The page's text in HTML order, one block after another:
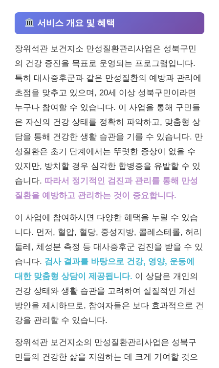
서비스 개요 및 혜택
장위석관 보건지소 만성질환관리사업은 성북구민
의 건강 증진을 목표로 운영되는 프로그램입니다.
특히 대사증후군과 같은 만성질환의 예방과 관리에
초점을 맞추고 있으며, 20세 이상 성북구민이라면
누구나 참여할 수 있습니다. 이 사업을 통해 구민들
은 자신의 건강 상태를 정확히 파악하고, 맞춤형 상
담을 통해 건강한 생활 습관을 기를 수 있습니다. 만
성질환은 초기 단계에서는 뚜렷한 증상이 없을 수
있지만, 방치할 경우 심각한 합병증을 유발할 수 있
습니다. 따라서 정기적인 검진과 관리를 통해 만성
질환을 예방하고 관리하는 것이 중요합니다.
이 사업에 참여하시면 다양한 혜택을 누릴 수 있습
니다. 먼저, 혈압, 혈당, 중성지방, 콜레스테롤, 허리
둘레, 체성분 측정 등 대사증후군 검진을 받을 수 있
습니다. 검사 결과를 바탕으로 건강, 영양, 운동에
대한 맞춤형 상담이 제공됩니다. 이 상담은 개인의
건강 상태와 생활 습관을 고려하여 실질적인 개선
방안을 제시하므로, 참여자들은 보다 효과적으로 건
강을 관리할 수 있습니다.
장위석관 보건지소의 만성질환관리사업은 성북구
민들의 건강한 삶을 지원하는 데 크게 기여할 것으